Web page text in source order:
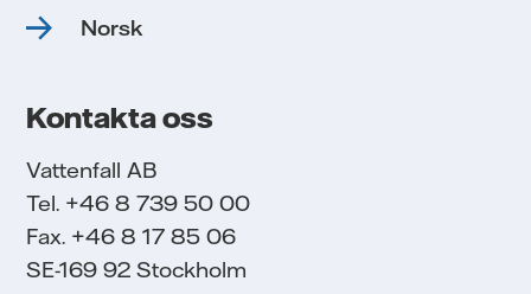
Norsk
Kontakta oss
Vattenfall AB
Tel. +46 8 739 50 00
Fax. +46 8 17 85 06
SE-169 92 Stockholm